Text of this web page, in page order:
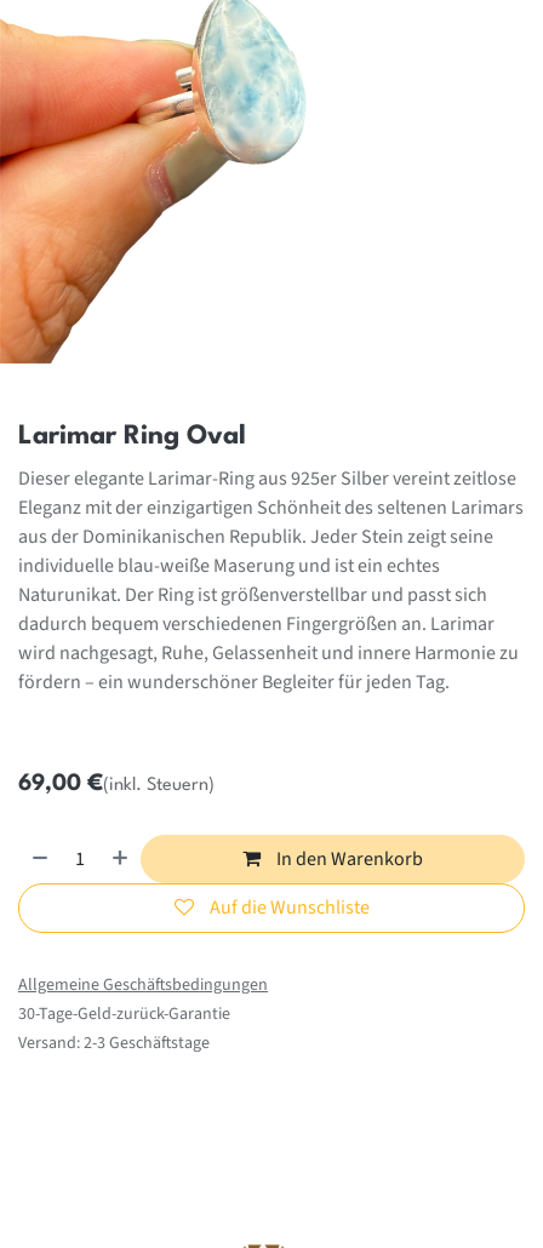
Larimar Ring Oval
Dieser elegante Larimar-Ring aus 925er Silber vereint zeitlose
Eleganz mit der einzigartigen Schönheit des seltenen Larimars
aus der Dominikanischen Republik. Jeder Stein zeigt seine
individuelle blau-weiße Maserung und ist ein echtes
Naturunikat. Der Ring ist größenverstellbar und passt sich
dadurch bequem verschiedenen Fingergrößen an. Larimar
wird nachgesagt, Ruhe, Gelassenheit und innere Harmonie zu
fördern – ein wunderschöner Begleiter für jeden Tag.
69,00 €(inkl. Steuern)
In den Warenkorb
Auf die Wunschliste
Allgemeine Geschäftsbedingungen
30-Tage-Geld-zurück-Garantie
Versand: 2-3 Geschäftstage